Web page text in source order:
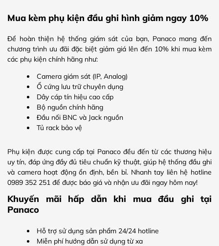
Mua kèm phụ kiện đầu ghi hình giảm ngay 10%
Để hoàn thiện hệ thống giám sát của bạn, Panaco mang đến
chương trình ưu đãi đặc biệt giảm giá lên đến 10% khi mua kèm
các phụ kiện chính hãng như:
Camera giám sát (IP, Analog)
Ổ cứng lưu trữ chuyên dụng
Dây cáp tín hiệu cao cấp
Bộ nguồn chính hãng
Đầu nối BNC và Jack nguồn
Tủ rack bảo vệ
Phụ kiện được cung cấp tại Panaco đều đến từ các thương hiệu
uy tín, đáp ứng đầy đủ tiêu chuẩn kỹ thuật, giúp hệ thống đầu ghi
và camera hoạt động ổn định, bền bỉ. Nhanh tay liên hệ hotline
0989 352 251 để được báo giá và nhận ưu đãi ngay hôm nay!
Khuyến mãi hấp dẫn khi mua đầu ghi tại
Panaco
Hỗ trợ sử dụng sản phẩm 24/24 hotline
Miễn phí hướng dẫn sử dụng từ xa